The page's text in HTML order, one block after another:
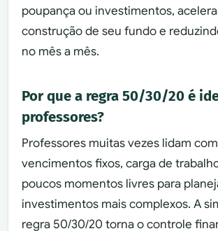
poupança ou investimentos,
construção de seu fundo e
no mês a mês.
Por que a regra 50/30/20 é
professores?
Professores muitas vezes lidam com
vencimentos fixos, carga de
poucos momentos livres para
investimentos mais complexos. A
regra 50/30/20 torna o controle